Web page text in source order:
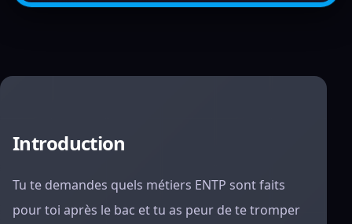
Introduction
Tu te demandes quels métiers ENTP sont faits
pour toi après le bac et tu as peur de te tromper